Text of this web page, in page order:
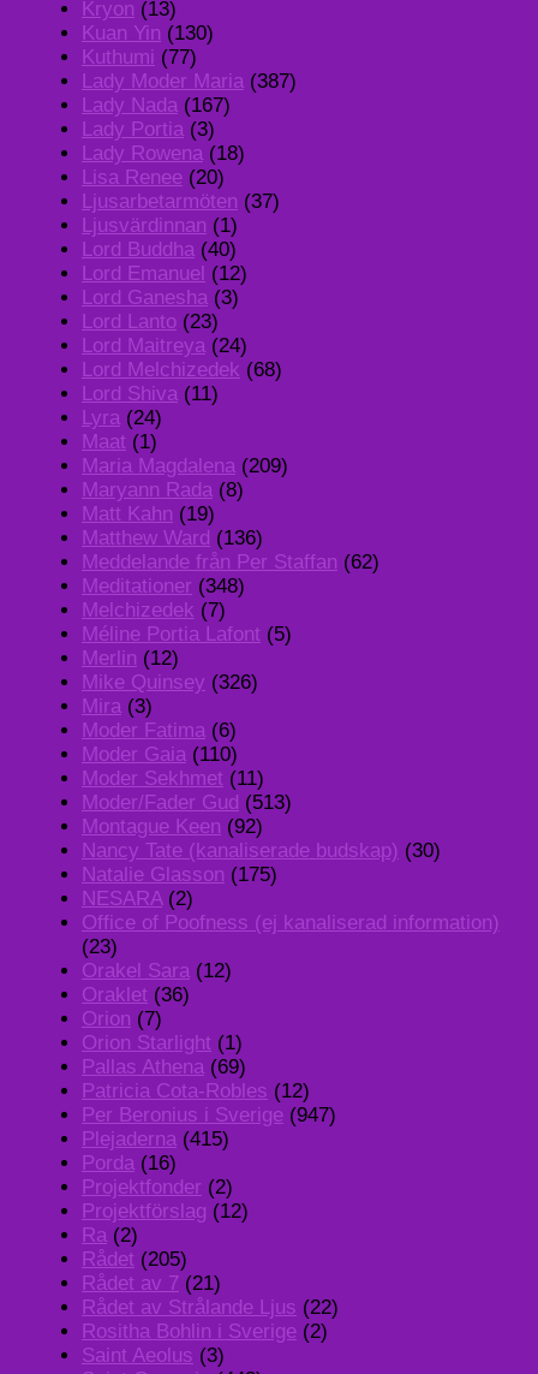
Kryon (13)
Kuan Yin (130)
Kuthumi (77)
Lady Moder Maria (387)
Lady Nada (167)
Lady Portia (3)
Lady Rowena (18)
Lisa Renee (20)
Ljusarbetarmöten (37)
Ljusvärdinnan (1)
Lord Buddha (40)
Lord Emanuel (12)
Lord Ganesha (3)
Lord Lanto (23)
Lord Maitreya (24)
Lord Melchizedek (68)
Lord Shiva (11)
Lyra (24)
Maat (1)
Maria Magdalena (209)
Maryann Rada (8)
Matt Kahn (19)
Matthew Ward (136)
Meddelande från Per Staffan (62)
Meditationer (348)
Melchizedek (7)
Méline Portia Lafont (5)
Merlin (12)
Mike Quinsey (326)
Mira (3)
Moder Fatima (6)
Moder Gaia (110)
Moder Sekhmet (11)
Moder/Fader Gud (513)
Montague Keen (92)
Nancy Tate (kanaliserade budskap) (30)
Natalie Glasson (175)
NESARA(2)
Office of Poofness (ej kanaliserad information)
(23)
Orakel Sara (12)
Oraklet (36)
Orion (7)
Orion Starlight (1)
Pallas Athena (69)
Patricia Cota-Robles (12)
Per Beronius i Sverige (947)
Plejaderna (415)
Porda (16)
Projektfonder (2)
Projektförslag (12)
Ra (2)
Rådet (205)
Rådet av 7 (21)
Rådet av Strålande Ljus (22)
Rositha Bohlin i Sverige (2)
Saint Aeolus (3)